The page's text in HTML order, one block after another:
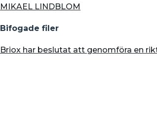
MIKAEL LINDBLOM
Bifogade filer
Briox har beslutat att genomföra en